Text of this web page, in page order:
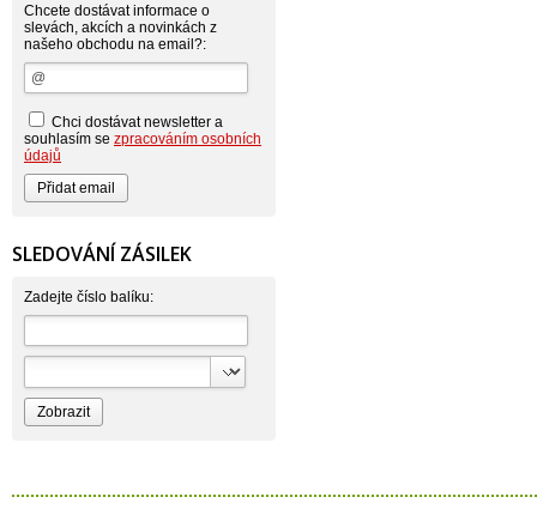
Atlantic
AutoMax Group
Axcentive
BaL
Bateria
Beauty Lille
Beiersdorf - Nivea
Bella
Benkor
BERGEN S. R. L.
Bettina Barty
Bio-repel
Bioclean
Biolit
BIOM s.r.o.
Bioprospect
Bispol
Blue Stratos
BlueSun
Bolton
Chcete dostávat informace o
slevách, akcích a novinkách z
našeho obchodu na email?:
Chci dostávat newsletter a
souhlasím se zpracováním osobních
údajů
SLEDOVÁNÍ ZÁSILEK
Zadejte číslo balíku: